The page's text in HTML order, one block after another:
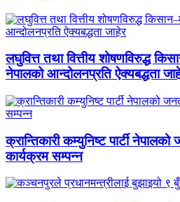
लघुवित्त तथा वित्तीय शोषणविरुद्ध
नेपालको आन्दोलनप्रति ऐक्यबद्धता
क्रान्तिकारी कम्युनिष्ट पार्टी
कार्यक्रम सम्पन्न